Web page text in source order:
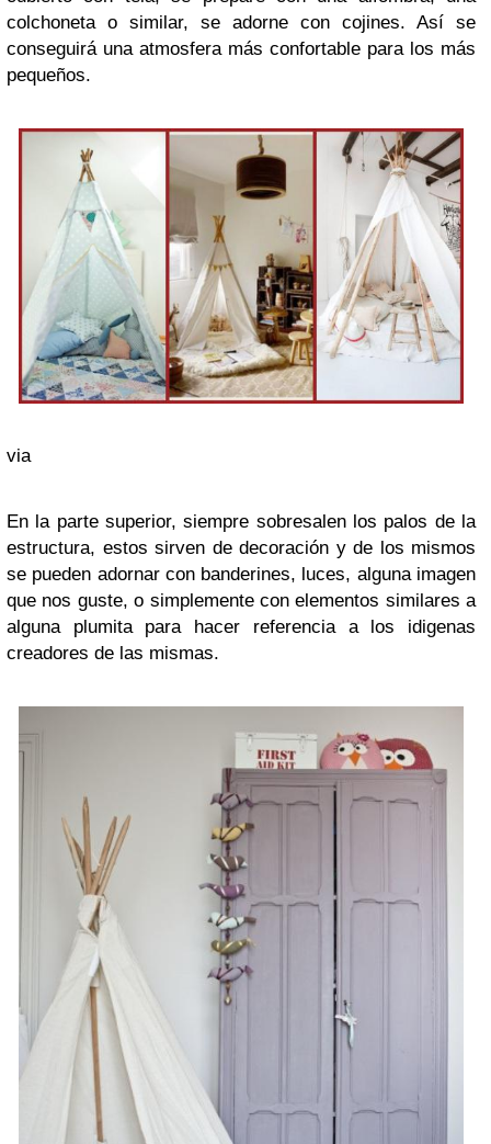
colchoneta o similar, se adorne con cojines. Así se
conseguirá una atmosfera más confortable para los más
pequeños.
via
En la parte superior, siempre sobresalen los palos de la
estructura, estos sirven de decoración y de los mismos
se pueden adornar con banderines, luces, alguna imagen
que nos guste, o simplemente con elementos similares a
alguna plumita para hacer referencia a los idigenas
creadores de las mismas.